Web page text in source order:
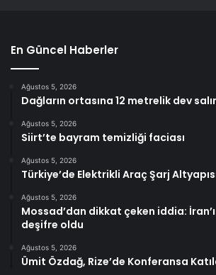
En Güncel Haberler
Ağustos 5, 2026
Dağların ortasına 12 metrelik dev
Ağustos 5, 2026
Siirt’te bayram temizliği faciası
Ağustos 5, 2026
Türkiye’de Elektrikli Araç Şarj
Ağustos 5, 2026
Mossad’dan dikkat çeken iddia:
deşifre oldu
Ağustos 5, 2026
Ümit Özdağ, Rize’de Konferansa